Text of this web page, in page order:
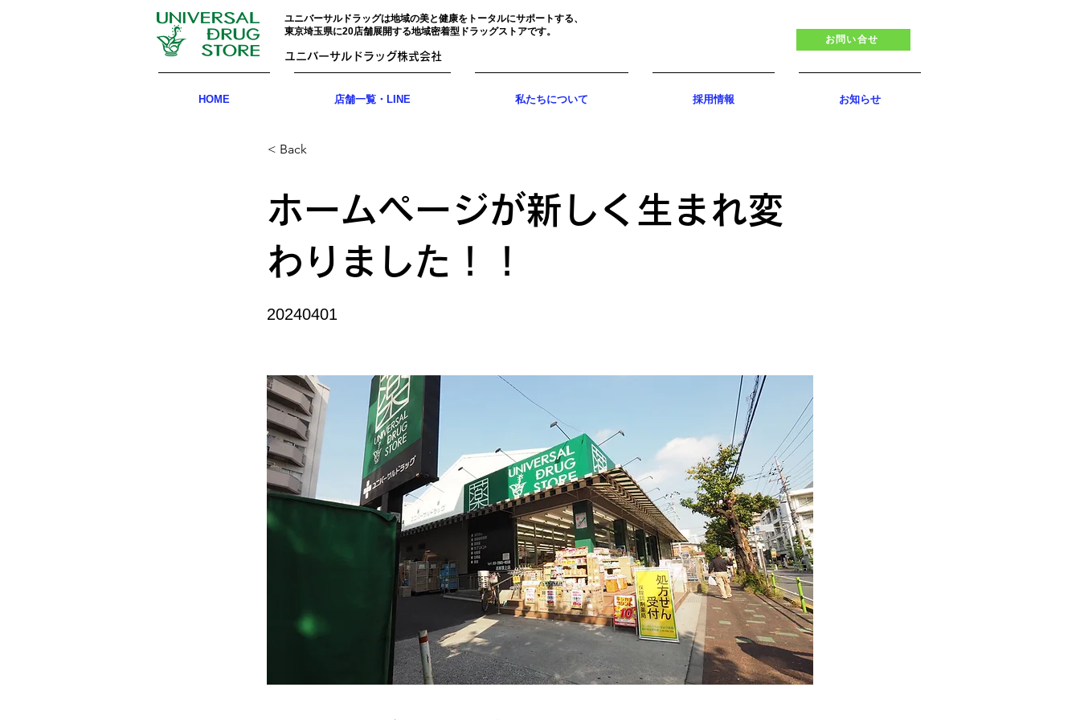
ユニバーサルドラッグは地域の美と健康をトータルにサポートする、
東京埼玉県に20店舗展開する地域密着型ドラッグストアです。
ユニバーサルドラッグ株式会社
お問い合せ
HOME 店舗一覧・LINE 私たちについて 採用情報 お知らせ
< Back
ホームページが新しく生まれ変
わりました！！
20240401